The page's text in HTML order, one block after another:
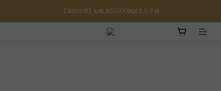
【八月限定】結帳滿$3000折$300
【滿額好禮】結帳滿$5000贈誕生石手鍊
【八月限定】結帳滿$3000折$300